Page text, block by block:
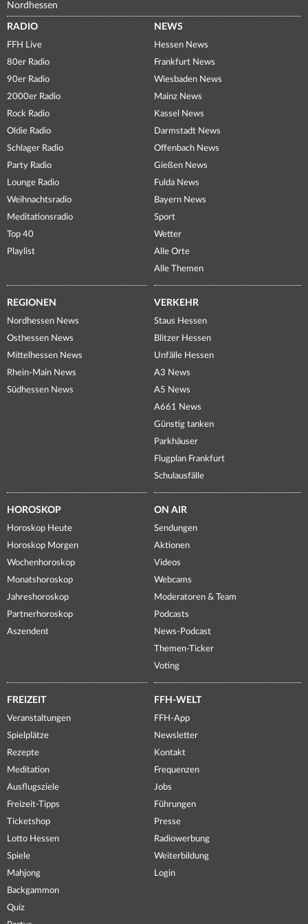
Nordhessen
RADIO
FFH Live
80er Radio
90er Radio
2000er Radio
Rock Radio
Oldie Radio
Schlager Radio
Party Radio
Lounge Radio
Weihnachtsradio
Meditationsradio
Top 40
Playlist
NEWS
Hessen News
Frankfurt News
Wiesbaden News
Mainz News
Kassel News
Darmstadt News
Offenbach News
Gießen News
Fulda News
Bayern News
Sport
Wetter
Alle Orte
Alle Themen
REGIONEN
Nordhessen News
Osthessen News
Mittelhessen News
Rhein-Main News
Südhessen News
VERKEHR
Staus Hessen
Blitzer Hessen
Unfälle Hessen
A3 News
A5 News
A661 News
Günstig tanken
Parkhäuser
Flugplan Frankfurt
Schulausfälle
HOROSKOP
Horoskop Heute
Horoskop Morgen
Wochenhoroskop
Monatshoroskop
Jahreshoroskop
Partnerhoroskop
Aszendent
ON AIR
Sendungen
Aktionen
Videos
Webcams
Moderatoren & Team
Podcasts
News-Podcast
Themen-Ticker
Voting
FREIZEIT
Veranstaltungen
Spielplätze
Rezepte
Meditation
Ausflugsziele
Freizeit-Tipps
Ticketshop
Lotto Hessen
Spiele
Mahjong
Backgammon
Quiz
FFH-WELT
FFH-App
Newsletter
Kontakt
Frequenzen
Jobs
Führungen
Presse
Radiowerbung
Weiterbildung
Login